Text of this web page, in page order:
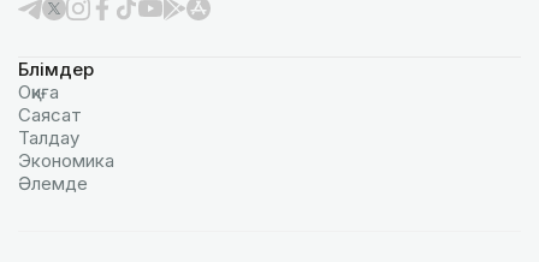
Бөлімдер
Оқиға
Саясат
Талдау
Экономика
Әлемде